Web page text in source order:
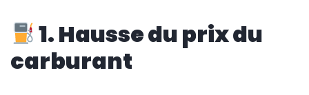
1. Hausse du prix du
carburant